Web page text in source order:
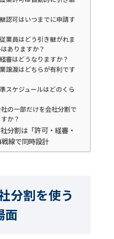
認可はいつまでに申請す
業員はどう引き継がれま
ありますか？
審はどうなりますか？
譲渡はどちらが有利です
スケジュールはどのくら
の一部だけを会社分割で
か？
分割は「許可・経審・
線で同時設計
分割を使う
面